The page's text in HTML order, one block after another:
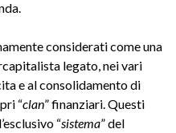
considerati come una
legato, nei vari
e al consolidamento di
“clan” finanziari. Questi
“sistema” del